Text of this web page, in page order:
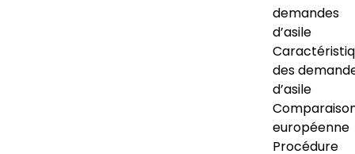
demandes
d’asile
des
d’asile
européenne
Procédure